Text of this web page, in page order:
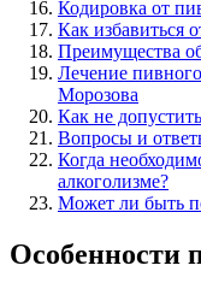
Кодировка от
Как избавиться
Преимущества
Лечение
Морозова
Как не
Вопросы и
Когда
алкоголизме?
Может ли быть
Особенности